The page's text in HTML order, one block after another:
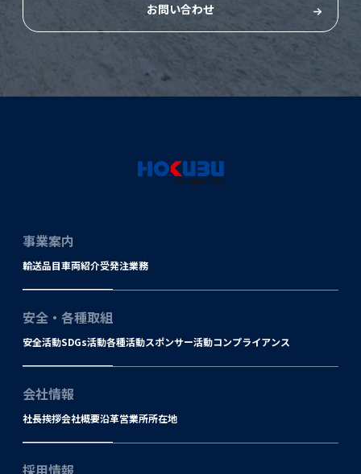
お問い合わせ
事業案内
輸送品目車両紹介受発注業務
安全・各種取組
安全活動SDGs活動各種活動スポンサー活動コンプライアンス
会社情報
社長挨拶会社概要沿革営業所所在地
採用情報